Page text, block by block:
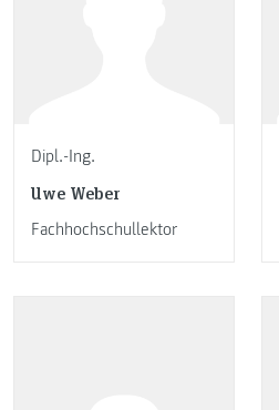
Dipl.-Ing.
Uwe Weber
Fachhochschullektor